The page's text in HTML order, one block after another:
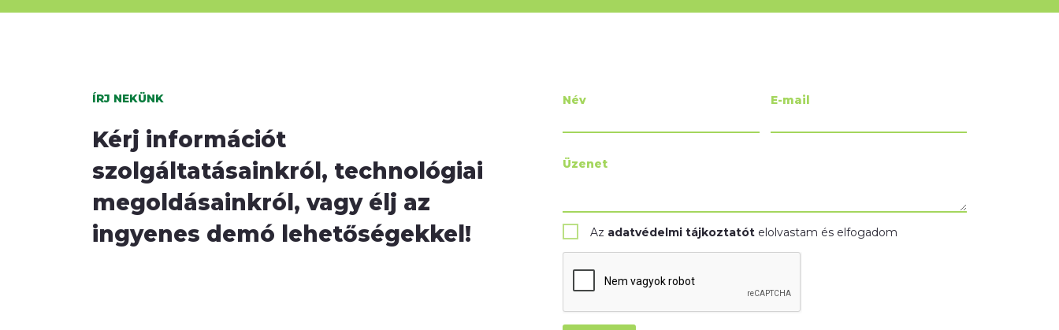
ÍRJ NEKÜNK
Kérj információt
szolgáltatásainkról, technológiai
megoldásainkról, vagy élj az
ingyenes demó lehetőségekkel!
Név E-mail
Üzenet
Az adatvédelmi tájkoztatót elolvastam és elfogadom